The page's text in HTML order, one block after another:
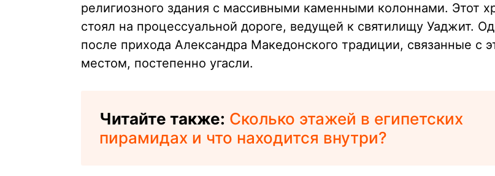
религиозного здания с массивными каменными колоннами. Этот
стоял на процессуальной дороге, ведущей к святилищу Уаджит.
после прихода Александра Македонского традиции, связанные с
местом, постепенно угасли.
Читайте также: Сколько этажей в египетских
пирамидах и что находится внутри?